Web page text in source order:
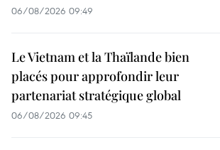
06/08/2026 09:49
Le Vietnam et la Thaïlande bien
placés pour approfondir leur
partenariat stratégique global
06/08/2026 09:45